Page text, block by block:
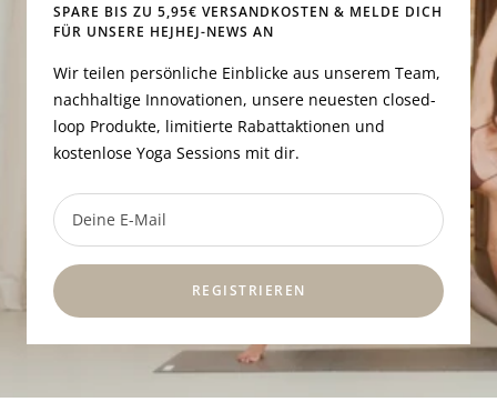
SPARE BIS ZU 5,95€ VERSANDKOSTEN & MELDE DICH
FÜR UNSERE HEJHEJ-NEWS AN
Wir teilen persönliche Einblicke aus unserem Team,
nachhaltige Innovationen, unsere neuesten closed-
loop Produkte, limitierte Rabattaktionen und
kostenlose Yoga Sessions mit dir.
Deine E-Mail
REGISTRIEREN